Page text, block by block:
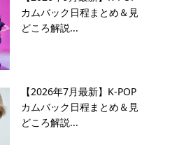
カムバック日程まとめ＆見
どころ解説...
【2026年7月最新】K-POP
カムバック日程まとめ＆見
どころ解説...